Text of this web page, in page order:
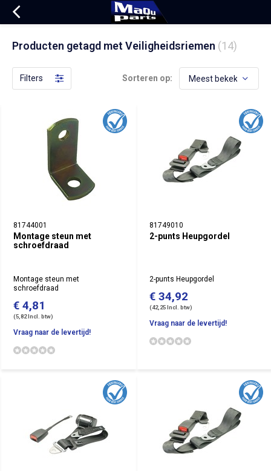
Producten getagd met Veiligheidsriemen (14)
Filters Sorteren op:
81744001
Montage steun met
schroefdraad
Montage steun met
schroefdraad
€ 4,81
(5,82 Incl. btw)
Vraag naar de levertijd!
81749010
2-punts Heupgordel
2-punts Heupgordel
€ 34,92
(42,25 Incl. btw)
Vraag naar de levertijd!